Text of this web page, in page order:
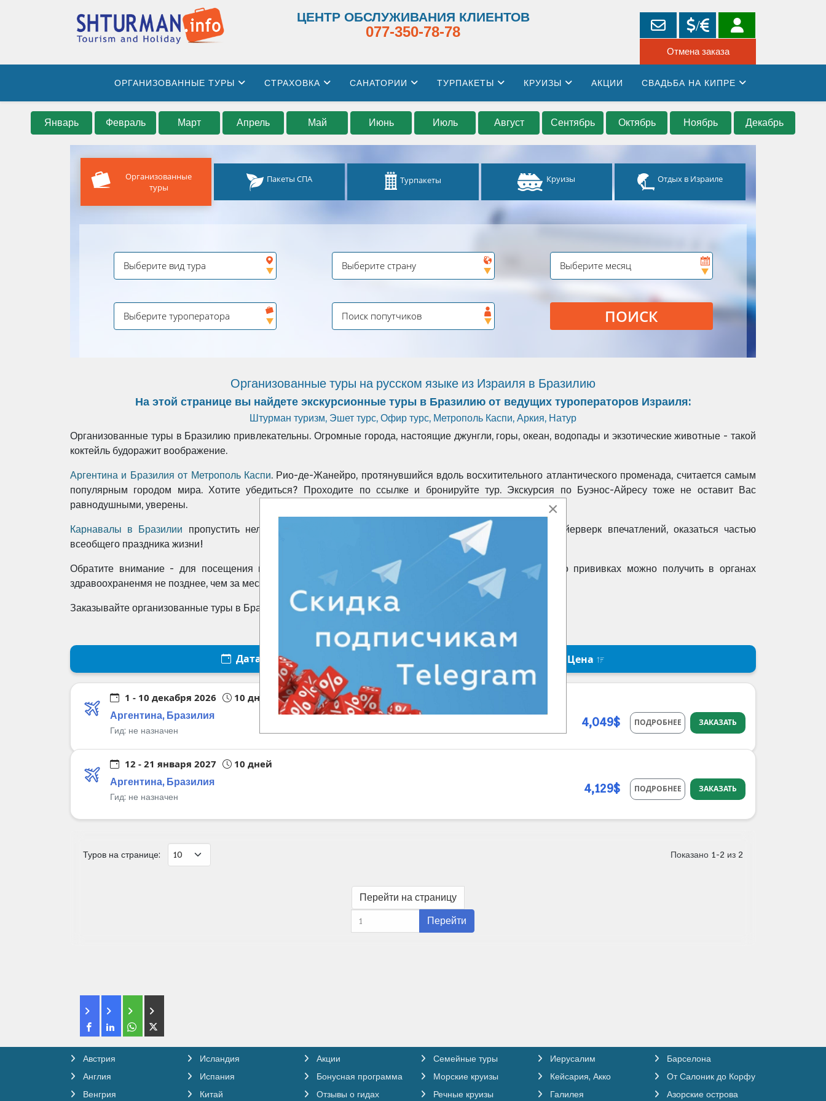
ЦЕНТР ОБСЛУЖИВАНИЯ КЛИЕНТОВ
077-350-78-78
ОРГАНИЗОВАННЫЕ ТУРЫ СТРАХОВКА САНАТОРИИ ТУРПАКЕТЫ КРУИЗЫ АКЦИИ СВАДЬБА НА КИПРЕ
Январь Февраль Март Апрель Май Июнь Июль Август Сентябрь Октябрь Ноябрь Декабрь
Организованные
туры
Пакеты СПА Турпакеты Круизы Отдых в Израиле
ПОИСК
Организованные туры на русском языке из Израиля в Бразилию
На этой странице вы найдете экскурсионные туры в Бразилию от ведущих туроператоров Израиля:
Штурман туризм, Эшет турс, Офир турс, Метрополь Каспи, Аркия, Натур
Организованные туры в Бразилию привлекательны. Огромные города, настоящие джунгли, горы, океан, водопады и экзотические животные - такой
коктейль будоражит воображение.
Аргентина и Бразилия от Метрополь Каспи. Рио-де-Жанейро, протянувшийся вдоль восхитительного атлантического променада, считается самым
популярным городом мира. Хотите убедиться? Проходите по ссылке и бронируйте тур. Экскурсия по Буэнос-Айресу тоже не оставит Вас
равнодушными, уверены.
Карнавалы в Бразилии пропустить нельзя! Где ещё можно ощутить такой ритм жизни, получить фейерверк впечатлений, оказаться частью
всеобщего праздника жизни!
Обратите внимание - для посещения некоторых стран необходимо сделать прививку. Информацию о прививках можно получить в органах
здравоохраненмя не позднее, чем за месяц до вылета.
Заказывайте организованные туры в Бразилию на сайте SHTURMAN.info и получайте скидки.
Дата Цена
1 - 10 декабря 2026 10 дней
Аргентина, Бразилия
Гид: не назначен
4,049$ ПОДРОБНЕЕ ЗАКАЗАТЬ
12 - 21 января 2027 10 дней
Аргентина, Бразилия
Гид: не назначен
4,129$ ПОДРОБНЕЕ ЗАКАЗАТЬ
Туров на странице: Показано 1-2 из 2
Перейти на страницу
Перейти
Австрия
Англия
Венгрия
Исландия
Испания
Китай
Акции
Бонусная программа
Отзывы о гидах
Семейные туры
Морские круизы
Речные круизы
Иерусалим
Кейсария, Акко
Галилея
Барселона
От Салоник до Корфу
Азорские острова
×